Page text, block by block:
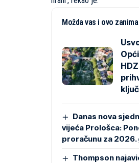
Možda vas i ovo zanima
Danas nova
vijeća Prološca:
proračunu za 2026.
Thompson